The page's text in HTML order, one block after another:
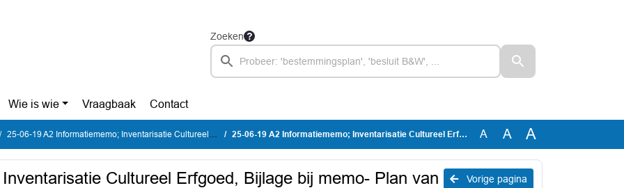
Zoeken
Wie is wie Vraagbaak Contact
25-06-19 A2 Informatiememo; Inventarisatie Cultureel Erfgoed 25-06-19 A2 Informatiememo; Inventarisatie Cultureel Erfgoed, Bijlage bij memo- Plan van Aanpak cultureel erfgoed A A A
Vorige pagina
Cultureel Erfgoed, Bijlage bij memo- Plan van